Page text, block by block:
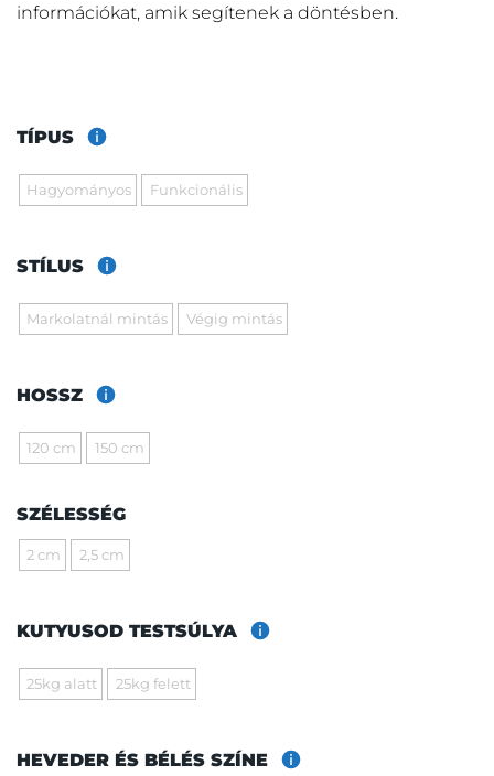
információkat, amik segítenek a döntésben.
TÍPUS
Hagyományos Funkcionális
STÍLUS
Markolatnál mintás Végig mintás
HOSSZ
120 cm 150 cm
SZÉLESSÉG
2 cm 2,5 cm
KUTYUSOD TESTSÚLYA
25kg alatt 25kg felett
HEVEDER ÉS BÉLÉS SZÍNE